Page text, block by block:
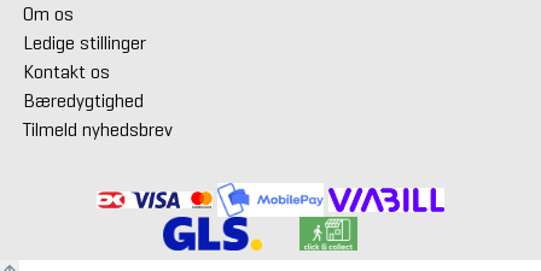
Om os
Ledige stillinger
Kontakt os
Bæredygtighed
Tilmeld nyhedsbrev